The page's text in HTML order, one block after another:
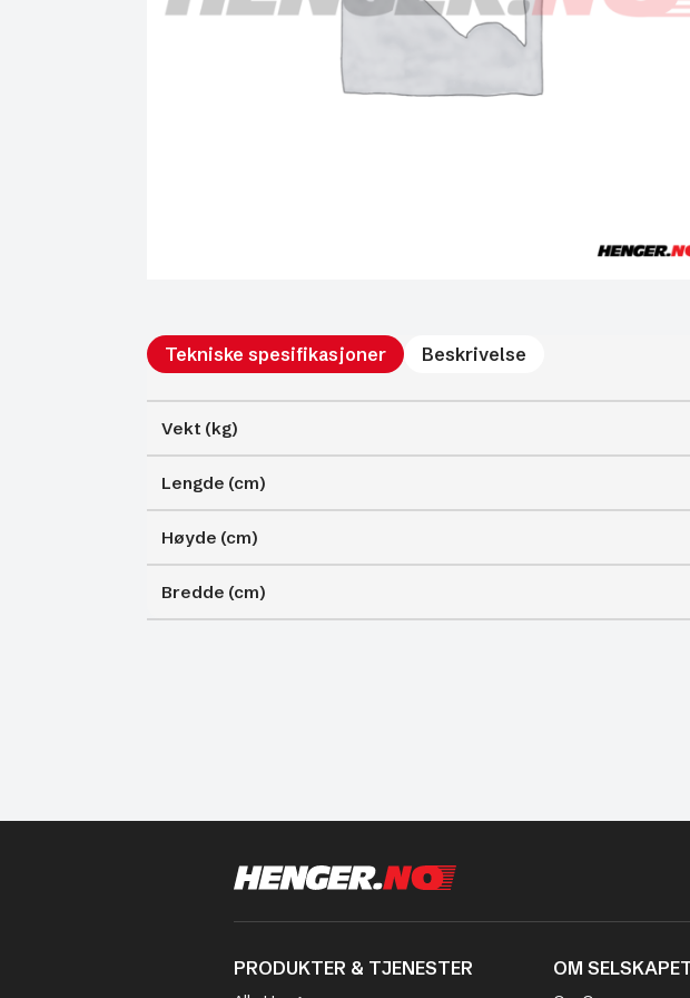
Tekniske spesifikasjoner Beskrivelse
Vekt (kg)
Lengde (cm)
Høyde (cm)
Bredde (cm)
PRODUKTER & TJENESTER OM